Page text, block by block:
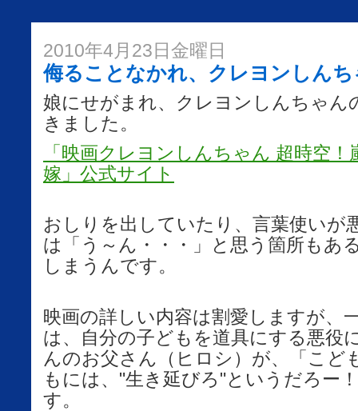
2010年4月23日金曜日
侮ることなかれ、クレヨンしん
娘にせがまれ、クレヨンしんちゃん
きました。
「映画クレヨンしんちゃん 超時空
嫁」公式サイト
おしりを出していたり、言葉使いが
は「う～ん・・・」と思う箇所もあ
しまうんです。
映画の詳しい内容は割愛しますが、
は、自分の子どもを道具にする悪役
んのお父さん（ヒロシ）が、「こど
もには、"生き延びろ"というだろー
す。